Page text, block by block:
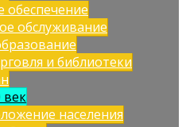
обеспечение
обслуживание
и библиотеки
век
населения